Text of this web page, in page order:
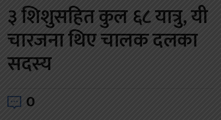
३ शिशुसहित कुल ६८ यात्रु, यी
चारजना थिए चालक दलका
सदस्य
0